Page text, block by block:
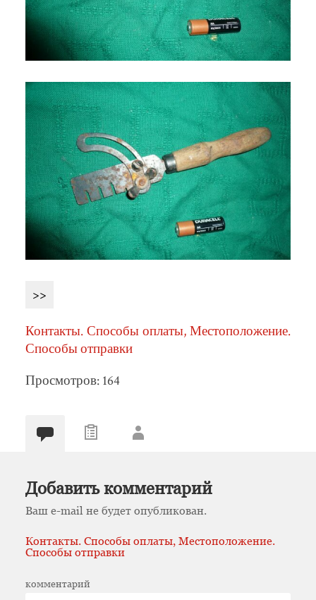
>>
Контакты. Способы оплаты, Местоположение.
Способы отправки
Просмотров: 164
Добавить комментарий
Ваш e-mail не будет опубликован.
Контакты. Способы оплаты, Местоположение.
Способы отправки
комментарий